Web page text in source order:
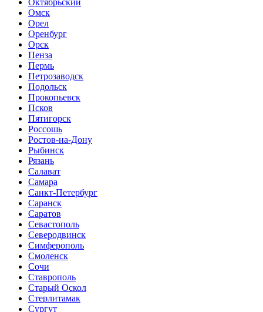
Омск
Орел
Оренбург
Орск
Пенза
Пермь
Петрозаводск
Подольск
Прокопьевск
Псков
Пятигорск
Россошь
Ростов-на-Дону
Рыбинск
Рязань
Салават
Самара
Санкт-Петербург
Саранск
Саратов
Севастополь
Северодвинск
Симферополь
Смоленск
Сочи
Ставрополь
Старый Оскол
Стерлитамак
Сургут